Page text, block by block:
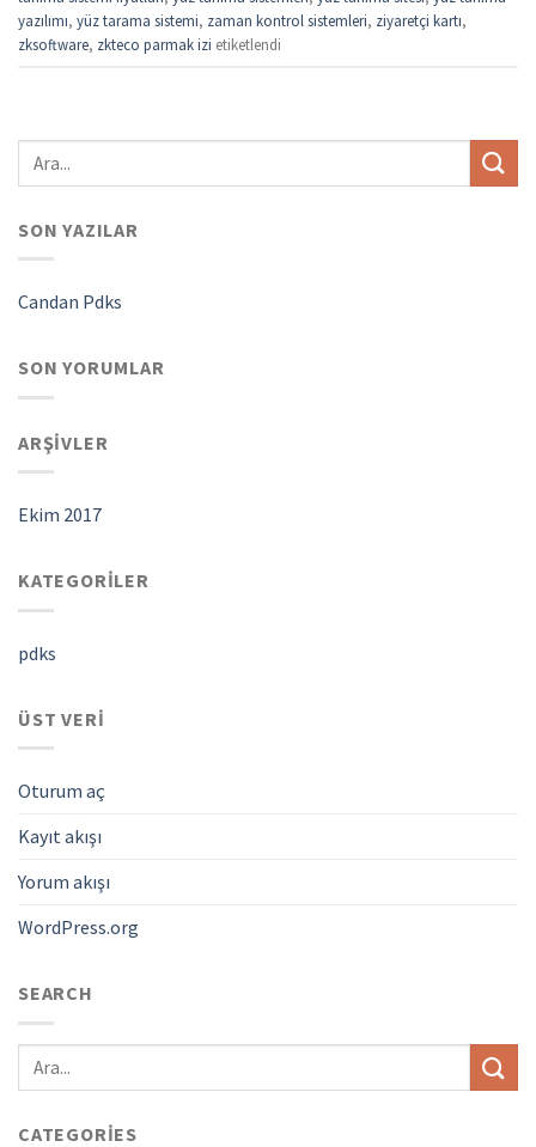
yazılımı, yüz tarama sistemi, zaman kontrol sistemleri, ziyaretçi kartı,
zksoftware, zkteco parmak izi etiketlendi
SON YAZILAR
Candan Pdks
SON YORUMLAR
ARŞIVLER
Ekim 2017
KATEGORILER
pdks
ÜST VERI
Oturum aç
Kayıt akışı
Yorum akışı
WordPress.org
SEARCH
CATEGORIES